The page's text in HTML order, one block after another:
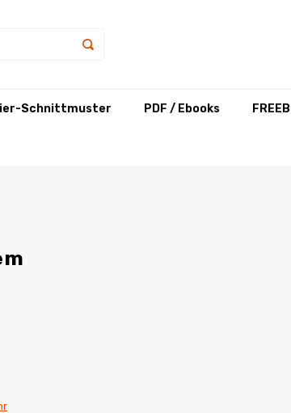
Schnittmuster PDF / Ebooks